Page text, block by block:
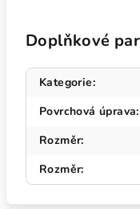
Doplňkové
Kategorie:
Povrchová úprava:
Rozměr:
Rozměr: